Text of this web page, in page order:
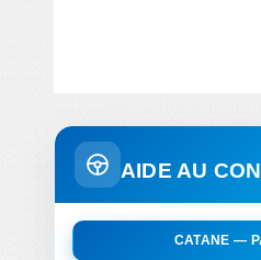
AIDE AU
CATANE —